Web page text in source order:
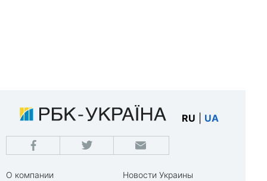
RU UA
О компании
Новости Украины